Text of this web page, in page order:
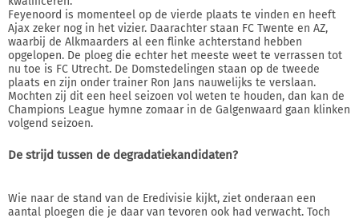
Feyenoord is momenteel op de vierde plaats te vinden en heeft
Ajax zeker nog in het vizier. Daarachter staan FC Twente en AZ,
waarbij de Alkmaarders al een flinke achterstand hebben
opgelopen. De ploeg die echter het meeste weet te verrassen tot
nu toe is FC Utrecht. De Domstedelingen staan op de tweede
plaats en zijn onder trainer Ron Jans nauwelijks te verslaan.
Mochten zij dit een heel seizoen vol weten te houden, dan kan de
Champions League hymne zomaar in de Galgenwaard gaan klinken
volgend seizoen.
De strijd tussen de degradatiekandidaten?
Wie naar de stand van de Eredivisie kijkt, ziet onderaan een
aantal ploegen die je daar van tevoren ook had verwacht. Toch